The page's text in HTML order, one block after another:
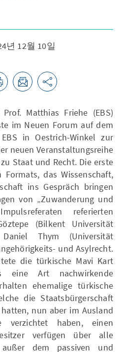
년 12월 10일
Matthias Friehe (EBS)
im Neuen Forum auf dem
in Oestrich-Winkel zur
neuen Veranstaltungsreihe
Staat und Recht. Die erste
Formats, das Wissenschaft,
ins Gespräch bringen
von „Zuwanderung und
referierten
(Bilkent Universität
Thym (Universität
und Asylrecht.
die türkische Mavi Kart
eine Art nachwirkende
ehemalige türkische
die Staatsbürgerschaft
nun aber im Ausland
haben, einen
verfügen über alle
außer dem passiven und